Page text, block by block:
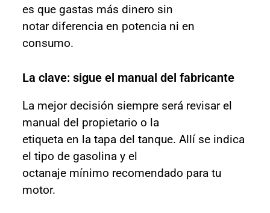
es que gastas más dinero sin
notar diferencia en potencia ni en
consumo.
La clave: sigue el manual del fabricante
La mejor decisión siempre será revisar el
manual del propietario o la
etiqueta en la tapa del tanque. Allí se indica
el tipo de gasolina y el
octanaje mínimo recomendado para tu
motor.